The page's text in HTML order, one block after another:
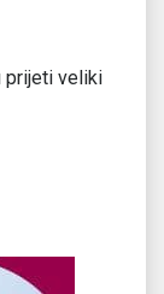
prijeti veliki